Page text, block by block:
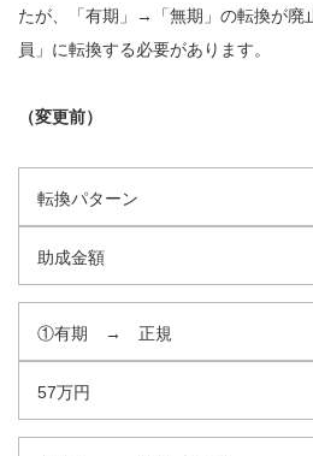
たが、「有期」→「無期」の転換が廃
員」に転換する必要があります。
（変更前）
転換パターン
助成金額
①有期 → 正規
57万円